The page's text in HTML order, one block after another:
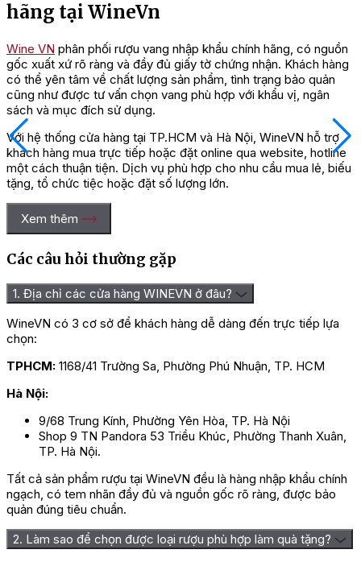
hãng tại WineVn
Wine VN phân phối rượu vang nhập khẩu chính hãng, có nguồn
gốc xuất xứ rõ ràng và đầy đủ giấy tờ chứng nhận. Khách hàng
có thể yên tâm về chất lượng sản phẩm, tình trạng bảo quản
cũng như được tư vấn chọn vang phù hợp với khẩu vị, ngân
sách và mục đích sử dụng.
Với hệ thống cửa hàng tại TP.HCM và Hà Nội, WineVN hỗ trợ
khách hàng mua trực tiếp hoặc đặt online qua website, hotline
một cách thuận tiện. Dịch vụ phù hợp cho nhu cầu mua lẻ, biếu
tặng, tổ chức tiệc hoặc đặt số lượng lớn.
Xem thêm
Các câu hỏi thường gặp
1. Địa chỉ các cửa hàng WINEVN ở đâu?
WineVN có 3 cơ sở để khách hàng dễ dàng đến trực tiếp lựa
chọn:
TPHCM: 1168/41 Trường Sa, Phường Phú Nhuận, TP. HCM
Hà Nội:
9/68 Trung Kính, Phường Yên Hòa, TP. Hà Nội
Shop 9 TN Pandora 53 Triều Khúc, Phường Thanh Xuân,
TP. Hà Nội.
Tất cả sản phẩm rượu tại WineVN đều là hàng nhập khẩu chính
ngạch, có tem nhãn đầy đủ và nguồn gốc rõ ràng, được bảo
quản đúng tiêu chuẩn.
2. Làm sao để chọn được loại rượu phù hợp làm quà tặng?